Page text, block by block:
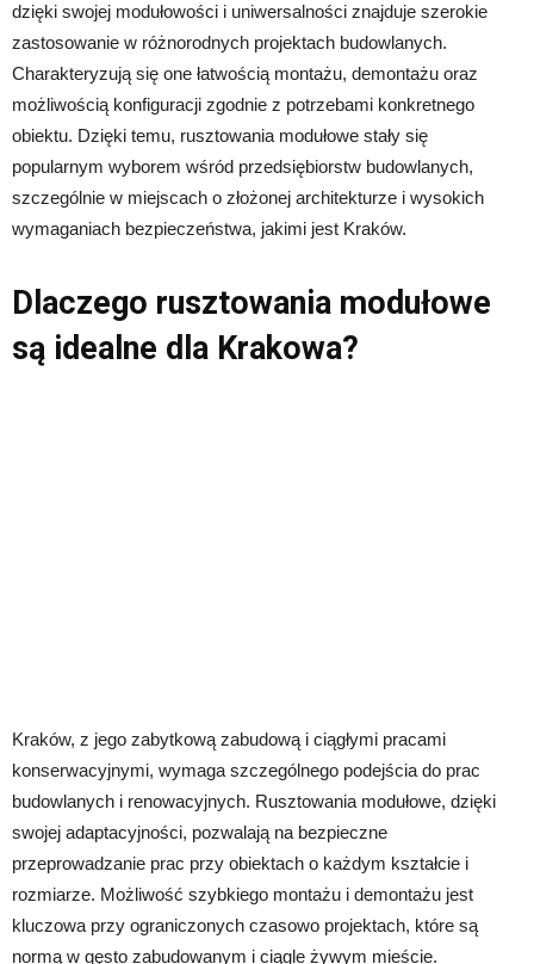
dzięki swojej modułowości i uniwersalności znajduje szerokie
zastosowanie w różnorodnych projektach budowlanych.
Charakteryzują się one łatwością montażu, demontażu oraz
możliwością konfiguracji zgodnie z potrzebami konkretnego
obiektu. Dzięki temu, rusztowania modułowe stały się
popularnym wyborem wśród przedsiębiorstw budowlanych,
szczególnie w miejscach o złożonej architekturze i wysokich
wymaganiach bezpieczeństwa, jakimi jest Kraków.
Dlaczego rusztowania modułowe
są idealne dla Krakowa?
Kraków, z jego zabytkową zabudową i ciągłymi pracami
konserwacyjnymi, wymaga szczególnego podejścia do prac
budowlanych i renowacyjnych. Rusztowania modułowe, dzięki
swojej adaptacyjności, pozwalają na bezpieczne
przeprowadzanie prac przy obiektach o każdym kształcie i
rozmiarze. Możliwość szybkiego montażu i demontażu jest
kluczowa przy ograniczonych czasowo projektach, które są
normą w gęsto zabudowanym i ciągle żywym mieście.